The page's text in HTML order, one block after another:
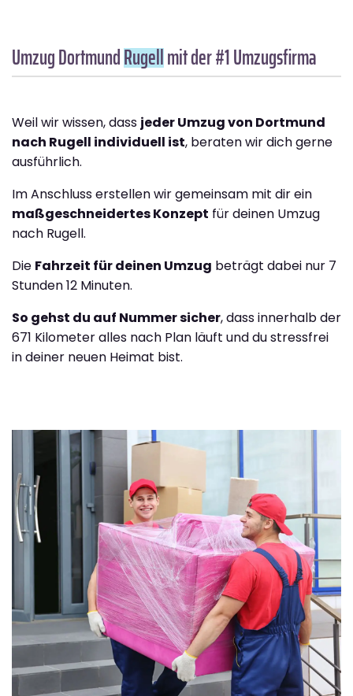
Umzug DortmundRugellmit der #1 Umzugsfirma
Weil wir wissen, dass jeder Umzug von Dortmund
nach Rugell individuell ist, beraten wir dich gerne
ausführlich.
Im Anschluss erstellen wir gemeinsam mit dir ein
maßgeschneidertes Konzept für deinen Umzug
nach Rugell.
Die Fahrzeit für deinen Umzug beträgt dabei nur 7
Stunden 12 Minuten.
So gehst du auf Nummer sicher, dass innerhalb der
671 Kilometer alles nach Plan läuft und du stressfrei
in deiner neuen Heimat bist.